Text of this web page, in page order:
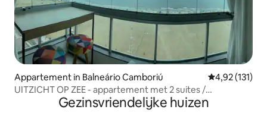
Appartement in Balneário Camboriú Gemiddelde
4,92 (131)
UITZICHT OP ZEE - appartement met 2 suites /
airconditioning / prachtig!!
Gezinsvriendelijke huizen